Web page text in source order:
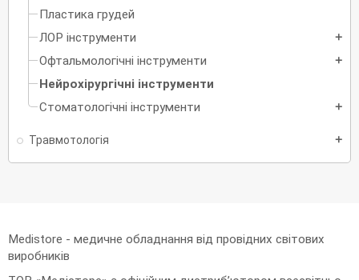
Пластика грудей
ЛОР інструменти
add
Офтальмологічні інструменти add
Нейрохірургічні інструменти
Стоматологічні інструменти
add
Травмотологія add
Medistore - медичне обладнання від провідних світових
виробників